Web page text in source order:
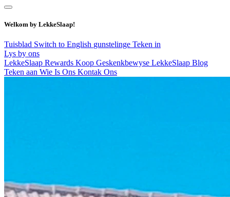
Welkom by LekkeSlaap!
Tuisblad Switch to English gunstelinge Teken in
Lys by ons
LekkeSlaap Rewards Koop Geskenkbewyse LekkeSlaap Blog
Teken aan Wie Is Ons Kontak Ons